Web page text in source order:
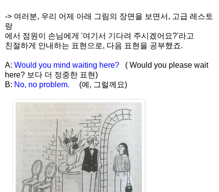
-> 여러분, 우리 어제 아래 그림의 장면을 보면서, 고급 레스토
랑
에서 점원이 손님에게 '여기서 기다려 주시겠어요?'라고
친절하게 안내하는 표현으로, 다음 표현을 공부했죠.
A: Would you mind waiting here?
( Would you please wait
here? 보다 더 정중한 표현)
B: No, no problem. (예, 그럴께요)